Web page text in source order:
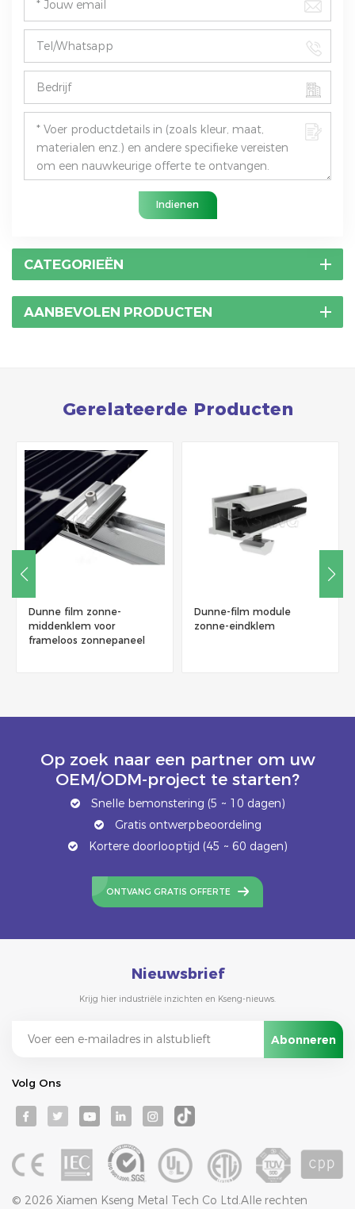
Indienen
CATEGORIEËN
AANBEVOLEN PRODUCTEN
Gerelateerde Producten
Dunne film zonne-
middenklem voor
frameloos zonnepaneel
Dunne-film module
zonne-eindklem
Op zoek naar een partner om uw
OEM/ODM-project te starten?
Snelle bemonstering (5 ~ 10 dagen)
Gratis ontwerpbeoordeling
Kortere doorlooptijd (45 ~ 60 dagen)
ONTVANG GRATIS OFFERTE
Nieuwsbrief
Krijg hier industriële inzichten en Kseng-nieuws.
Volg Ons
© 2026 Xiamen Kseng Metal Tech Co Ltd.Alle rechten